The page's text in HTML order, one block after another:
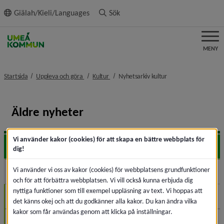
innehållet
Giälah/Kieli/Languages Sök
MENY
Startsida Uppleva och göra nivå i brödsmulenavigeringen
Kultur nivå i brödsmulenavigeringen
Nyhetsarkiv kulturnivå i
Äldre nyheter
2026
2025
November (1)
Vi använder kakor (cookies) för att skapa en bättre webbplats för
dig!
Vi använder vi oss av kakor (cookies) för webbplatsens grundfunktioner
och för att förbättra webbplatsen. Vi vill också kunna erbjuda dig
nyttiga funktioner som till exempel uppläsning av text. Vi hoppas att
det känns okej och att du godkänner alla kakor. Du kan ändra vilka
kakor som får användas genom att klicka på inställningar.